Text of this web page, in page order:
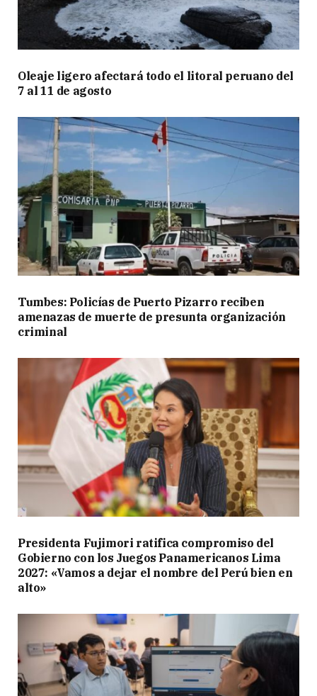
Oleaje ligero afectará todo el litoral peruano del
7 al 11 de agosto
Tumbes: Policías de Puerto Pizarro reciben
amenazas de muerte de presunta organización
criminal
Presidenta Fujimori ratifica compromiso del
Gobierno con los Juegos Panamericanos Lima
2027: «Vamos a dejar el nombre del Perú bien en
alto»